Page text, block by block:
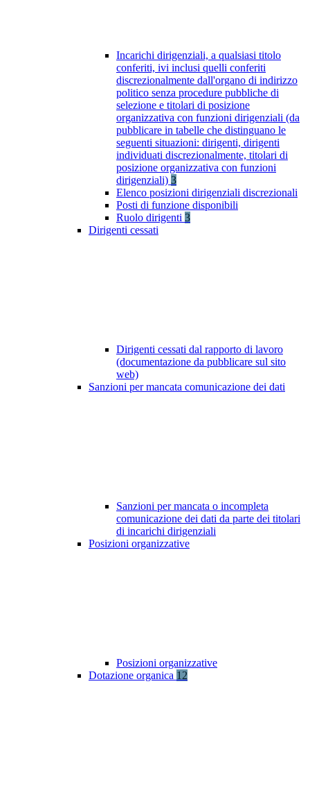
Incarichi dirigenziali, a qualsiasi titolo
conferiti, ivi inclusi quelli conferiti
discrezionalmente dall'organo di indirizzo
politico senza procedure pubbliche di
selezione e titolari di posizione
organizzativa con funzioni dirigenziali (da
pubblicare in tabelle che distinguano le
seguenti situazioni: dirigenti, dirigenti
individuati discrezionalmente, titolari di
posizione organizzativa con funzioni
dirigenziali) 3
Elenco posizioni dirigenziali discrezionali
Posti di funzione disponibili
Ruolo dirigenti 3
Dirigenti cessati
Dirigenti cessati dal rapporto di lavoro
(documentazione da pubblicare sul sito
web)
Sanzioni per mancata comunicazione dei dati
Sanzioni per mancata o incompleta
comunicazione dei dati da parte dei titolari
di incarichi dirigenziali
Posizioni organizzative
Posizioni organizzative
Dotazione organica 12